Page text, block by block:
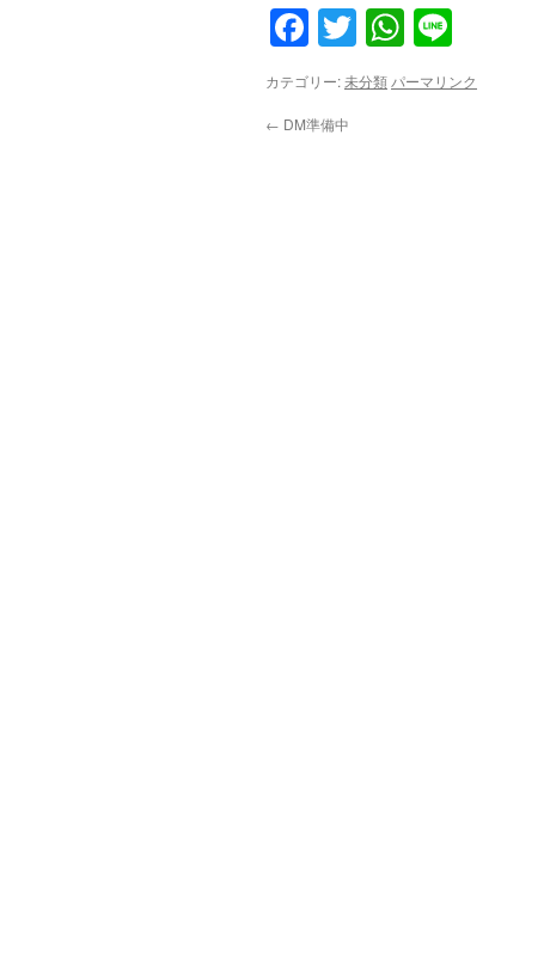
Facebook
TwitterWhatsApp
カテゴリー:未分類パーマリンク
← DM準備中